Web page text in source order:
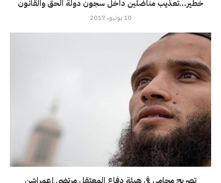
خطير…تعذيب مناضلين داخل سجون دولة الحق والقانون
10 يونيو، 2017
تصريح محامي في هيئة دفاع المعتقل مرتضي إعمراشن